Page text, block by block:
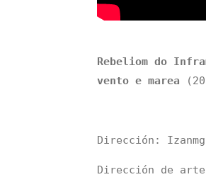
Rebeliom do
vento e marea
Dirección:
Dirección de